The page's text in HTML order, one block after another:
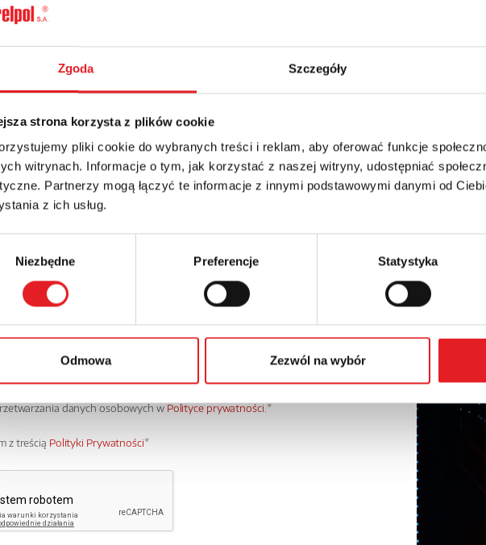
Zgoda Szczegóły
strona korzysta z plików cookie
pliki cookie do wybranych treści i reklam, aby oferować funkcje
witrynach. Informacje o tym, jak korzystać z naszej witryny, udostępniać
Partnerzy mogą łączyć te informacje z innymi podstawowymi danymi od
z ich usług.
Niezbędne Preferencje Statystyka
Odmowa Zezwól na wybór
Zapytaj o szczegóły oferty
Numer telefonu:
na przetwarzanie moich danych osobowych przez Relpol S.A. Więcej informacji
danych osobowych w Polityce prywatności.*
z treścią Polityki Prywatności*